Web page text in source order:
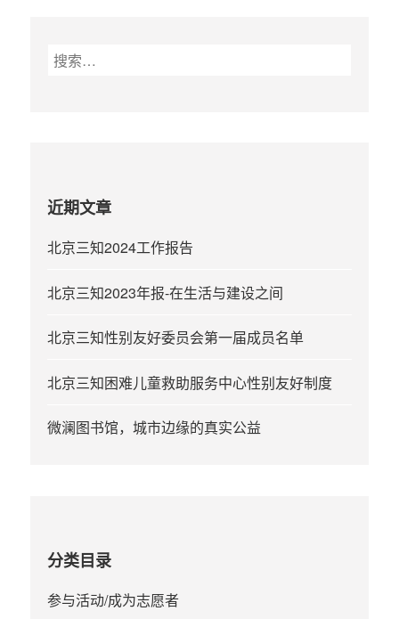
搜
近期文章
北京三知2024工作报告
北京三知2023年报-在生活与建设之间
北京三知性别友好委员会第一届成员名单
北京三知困难儿童救助服务中心性别友好制度
微澜图书馆，城市边缘的真实公益
分类目录
参与活动/成为志愿者